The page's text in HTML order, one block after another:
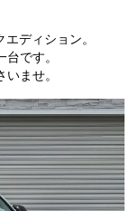
ディション。
です。
ませ。